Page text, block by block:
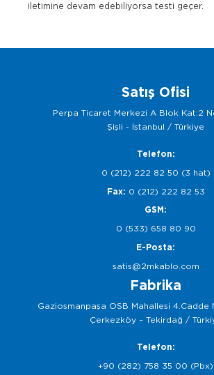
iletimine devam edebiliyorsa testi geçer.
Satış Ofisi
Perpa Ticaret Merkezi A Blok Kat:2
Şişli - İstanbul / Türkiye
Telefon:
0 (212) 222 82 50 (3 hat)
Fax: 0 (212) 222 82 53
GSM:
0 (533) 658 80 90
E-Posta:
satis@2mkablo.com
Fabrika
Gaziosmanpaşa OSB Mahallesi 4.Cadde
Çerkezköy – Tekirdağ /
Telefon:
+90 (282) 758 35 00 (Pbx)